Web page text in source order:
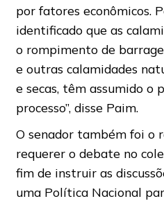
por fatores econômicos.
identificado que as
o rompimento de
e outras calamidades
e secas, têm assumido o
processo”, disse Paim.
O senador também foi o
requerer o debate no
fim de instruir as
uma Política Nacional